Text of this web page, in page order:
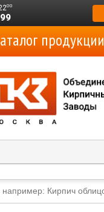
00
продукции